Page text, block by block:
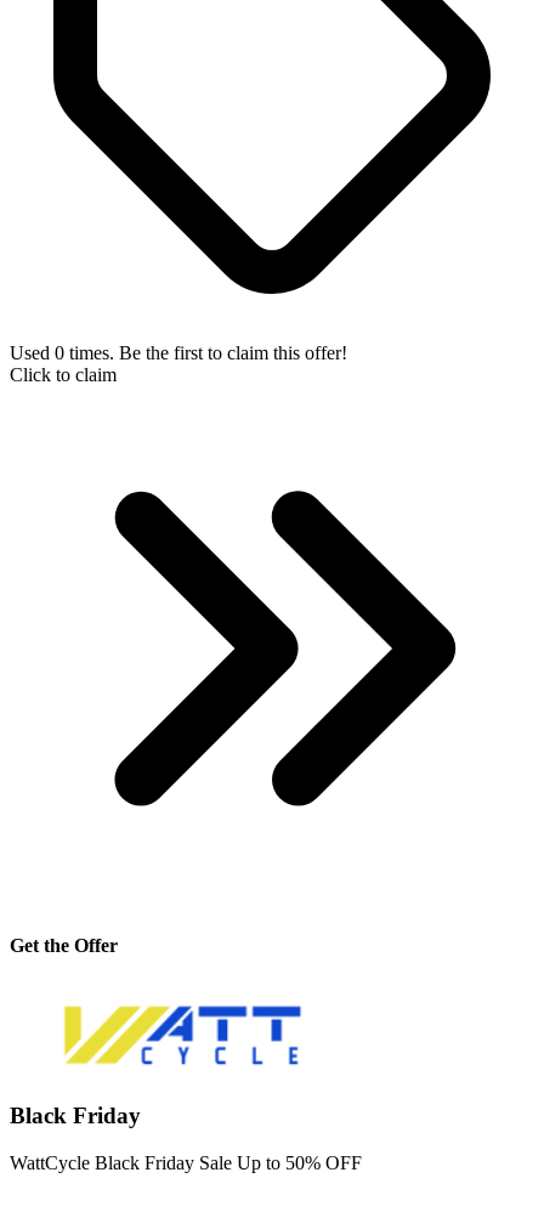
Used 0 times. Be the first to claim this offer!
Click to claim
Get the Offer
Black Friday
WattCycle Black Friday Sale Up to 50% OFF